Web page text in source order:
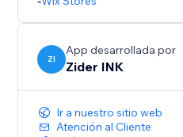
experiences.
⸻
ZI
App desarrollada por
Zider INK
Ir a nuestro sitio web
Atención al Cliente